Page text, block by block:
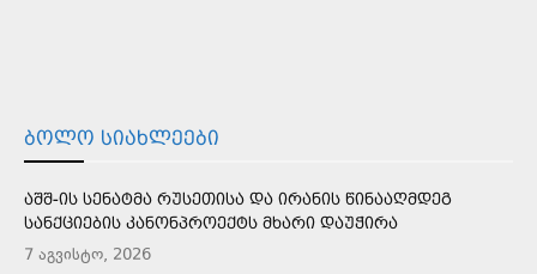
ᲑᲝᲚᲝ ᲡᲘᲐᲮᲚᲔᲔᲑᲘ
ᲐᲨᲨ-ᲘᲡ ᲡᲔᲜᲐᲢᲛᲐ ᲠᲣᲡᲔᲗᲘᲡᲐ ᲓᲐ ᲘᲠᲐᲜᲘᲡ ᲬᲘᲜᲐᲐᲦᲛᲓᲔᲒ
ᲡᲐᲜᲥᲪᲘᲔᲑᲘᲡ ᲙᲐᲜᲝᲜᲞᲠᲝᲔᲥᲢᲡ ᲛᲮᲐᲠᲘ ᲓᲐᲣᲭᲘᲠᲐ
7 აგვისტო, 2026